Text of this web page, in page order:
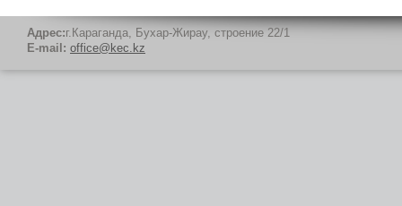
Адрес:г.Караганда, Бухар-Жирау, строение 22/1
E-mail: office@kec.kz